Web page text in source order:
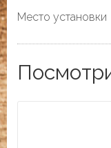
Место установки